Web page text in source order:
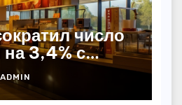
число
на 3,4% с
— INFOLine
ADMIN